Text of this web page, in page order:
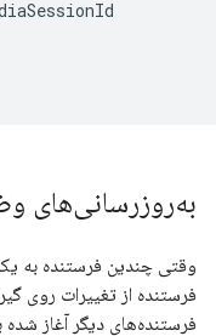
به‌روزرسانی‌های
وقتی چندین فرستنده به
فرستنده از تغییرات روی
فرستنده‌های دیگر آغاز شده